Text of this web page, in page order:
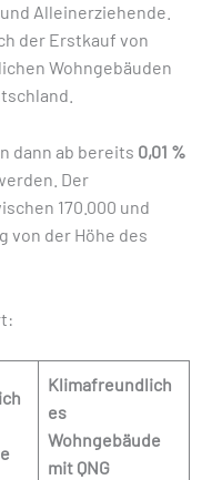
Alleinerziehende.
der Erstkauf von
Wohngebäuden
dann ab bereits 0,01 %
Der
170.000 und
von der Höhe des
Klimafreundlich
es
Wohngebäude
mit QNG